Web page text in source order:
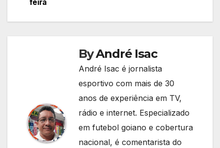
feira
ByAndré Isac
André Isac é jornalista
esportivo com mais de 30
anos de experiência em TV,
rádio e internet. Especializado
em futebol goiano e cobertura
nacional, é comentarista do